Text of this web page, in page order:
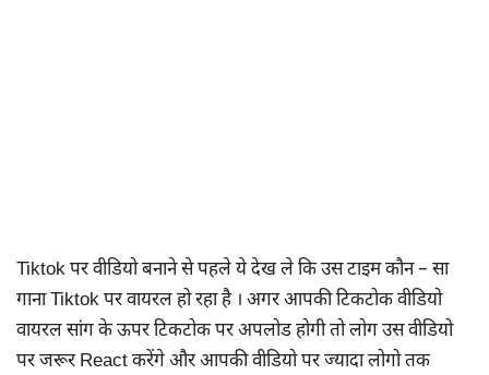
Tiktok पर वीडियो बनाने से पहले ये देख ले कि उस टाइम कौन – सा
गाना Tiktok पर वायरल हो रहा है । अगर आपकी टिकटोक वीडियो
वायरल सांग के ऊपर टिकटोक पर अपलोड होगी तो लोग उस वीडियो
पर जरूर React करेंगे और आपकी वीडियो पर ज्यादा लोगो तक